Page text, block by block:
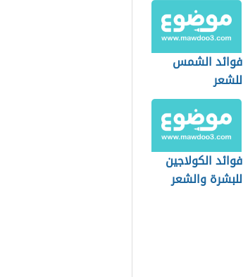
فوائد الشمس
للشعر
فوائد الكولاجين
للبشرة والشعر